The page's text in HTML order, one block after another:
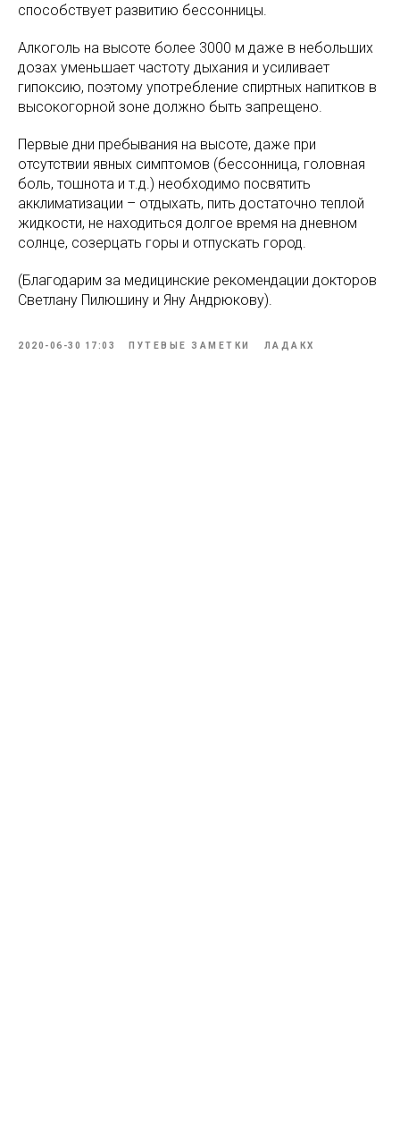
способствует развитию бессонницы.
Алкоголь на высоте более 3000 м даже в небольших
дозах уменьшает частоту дыхания и усиливает
гипоксию, поэтому употребление спиртных напитков в
высокогорной зоне должно быть запрещено.
Первые дни пребывания на высоте, даже при
отсутствии явных симптомов (бессонница, головная
боль, тошнота и т.д.) необходимо посвятить
акклиматизации – отдыхать, пить достаточно теплой
жидкости, не находиться долгое время на дневном
солнце, созерцать горы и отпускать город.
(Благодарим за медицинские рекомендации докторов
Светлану Пилюшину и Яну Андрюкову).
2020-06-30 17:03 ПУТЕВЫЕ ЗАМЕТКИ ЛАДАКХ